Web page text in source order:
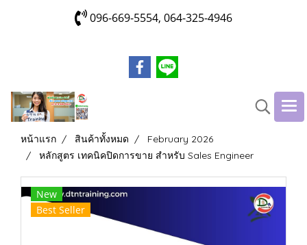
096-669-5554, 064-325-4946
หน้าแรก สินค้าทั้งหมด
February 2026
หลักสูตร เทคนิคปิดการขาย สำหรับ Sales Engineer
New
Best Seller